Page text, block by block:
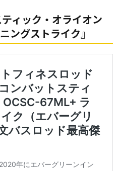
ィック・オライオン
ングストライク』